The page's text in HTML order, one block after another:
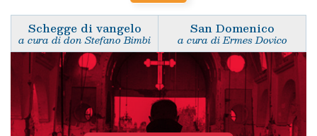
Schegge di vangelo
a cura di don Stefano Bimbi
San Domenico
a cura di Ermes Dovico